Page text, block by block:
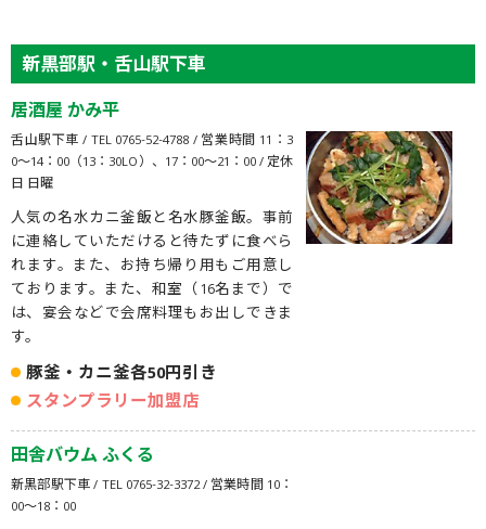
新黒部駅・舌山駅下車
居酒屋 かみ平
舌山駅下車 / TEL 0765-52-4788 / 営業時間 11：3
0〜14：00（13：30LO）、17：00〜21：00 / 定休
日 日曜
人気の名水カニ釜飯と名水豚釜飯。事前
に連絡していただけると待たずに食べら
れます。また、お持ち帰り用もご用意し
ております。また、和室（16名まで）で
は、宴会などで会席料理もお出しできま
す。
豚釜・カニ釜各50円引き
スタンプラリー加盟店
田舎バウム ふくる
新黒部駅下車 / TEL 0765-32-3372 / 営業時間 10：
00～18：00